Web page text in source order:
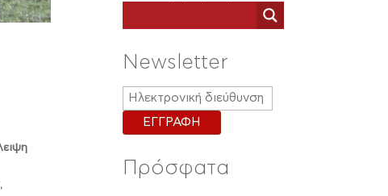
Newsletter
Πρόσφατα